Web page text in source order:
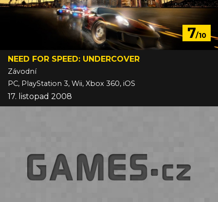
7/10
NEED FOR SPEED: UNDERCOVER
Závodní
PC, PlayStation 3, Wii, Xbox 360, iOS
17. listopad 2008